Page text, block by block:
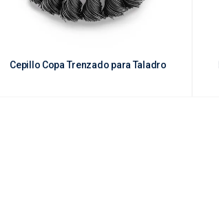
Cepillo Copa Trenzado para Taladro